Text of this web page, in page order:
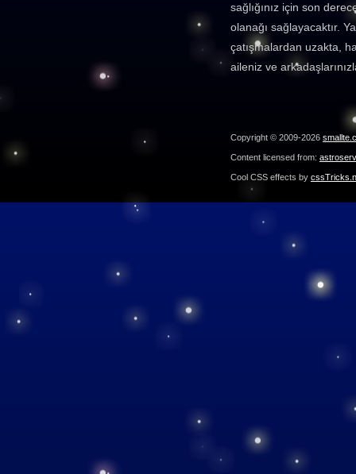
sağlığınız için son
olanağı sağlayacaktır.
çatışmalardan uzakta,
aileniz ve
Copyright © 2009-2026
Content licensed from:
Cool CSS effects by